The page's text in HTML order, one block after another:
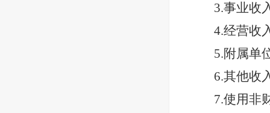
3.事业收
4.经营收
5.附属单
6.其他收
7.使用非